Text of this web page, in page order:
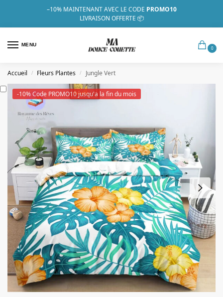
–10% MAINTENANT AVEC LE CODE PROMO10
LIVRAISON OFFERTE 📦
MENU
0
Accueil / Fleurs Plantes / Jungle Vert
-10% Code PROMO10 jusqu'a la fin du mois